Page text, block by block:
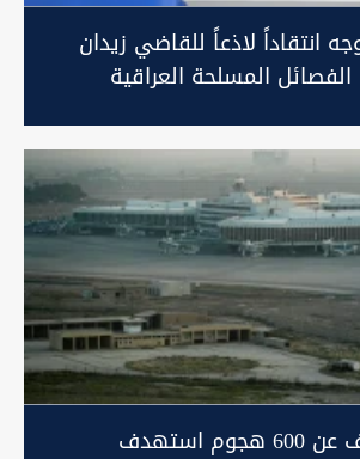
انتقاداً لاذعاً للقاضي زيدان
المسلحة العراقية
واشنطن تكشف عن 600 هجوم استهدف